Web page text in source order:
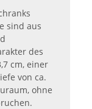
sind aus
des
cm, einer
von ca.
ohne